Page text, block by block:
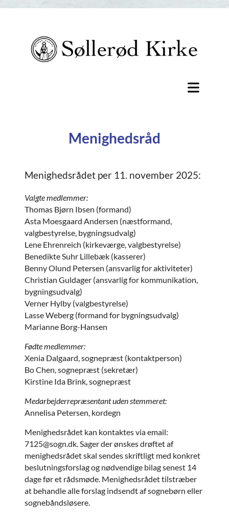
Menighedsråd
Menighedsrådet per 11. november 2025:
Valgte medlemmer:
Thomas Bjørn Ibsen (formand)
Asta Moesgaard Andersen (næstformand,
valgbestyrelse, bygningsudvalg)
Lene Ehrenreich (kirkeværge, valgbestyrelse)
Benedikte Suhr Lillebæk (kasserer)
Benny Olund Petersen (ansvarlig for aktiviteter)
Christian Guldager (ansvarlig for kommunikation,
bygningsudvalg)
Verner Hylby (valgbestyrelse)
Lasse Weberg (formand for bygningsudvalg)
Marianne Borg-Hansen
Fødte medlemmer:
Xenia Dalgaard, sognepræst (kontaktperson)
Bo Chen, sognepræst (sekretær)
Kirstine Ida Brink, sognepræst
Medarbejderrepræsentant uden stemmeret:
Annelisa Petersen, kordegn
Menighedsrådet kan kontaktes via email:
7125@sogn.dk. Sager der ønskes drøftet af
menighedsrådet skal sendes skriftligt med konkret
beslutningsforslag og nødvendige bilag senest 14
dage før et rådsmøde. Menighedsrådet tilstræber
at behandle alle forslag indsendt af sognebørn eller
sognebåndsløsere.